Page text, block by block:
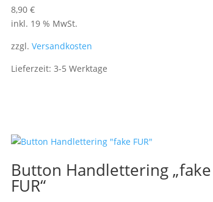
8,90 €
inkl. 19 % MwSt.
zzgl. Versandkosten
Lieferzeit: 3-5 Werktage
Button Handlettering „fake
FUR“